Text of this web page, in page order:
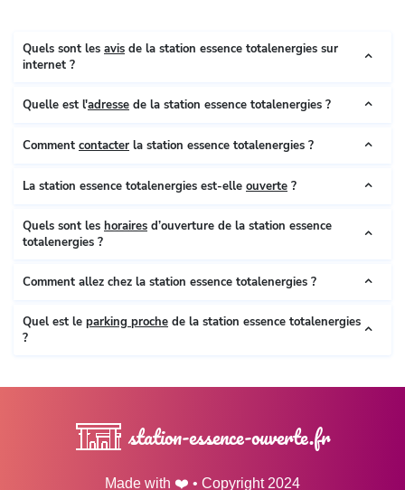
Quels sont les avis de la station essence totalenergies sur
internet ?
Quelle est l'adresse de la station essence totalenergies ?
Comment contacter la station essence totalenergies ?
La station essence totalenergies est-elle ouverte ?
Quels sont les horaires d’ouverture de la station essence
totalenergies ?
Comment allez chez la station essence totalenergies ?
Quel est le parking proche de la station essence totalenergies
?
station-essence-ouverte.fr
Made with ❤️ • Copyright 2024